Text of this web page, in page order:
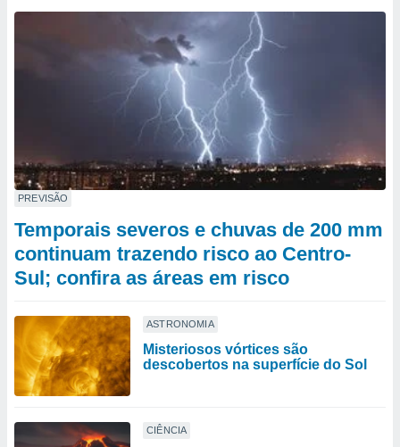
PREVISÃO
Temporais severos e chuvas de 200 mm
continuam trazendo risco ao Centro-
Sul; confira as áreas em risco
ASTRONOMIA
Misteriosos vórtices são
descobertos na superfície do Sol
CIÊNCIA